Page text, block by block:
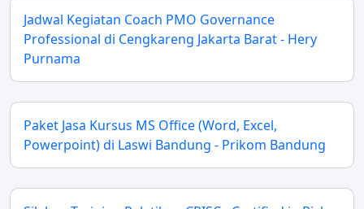
Jadwal Kegiatan Coach PMO Governance
Professional di Cengkareng Jakarta Barat - Hery
Purnama
Paket Jasa Kursus MS Office (Word, Excel,
Powerpoint) di Laswi Bandung - Prikom Bandung